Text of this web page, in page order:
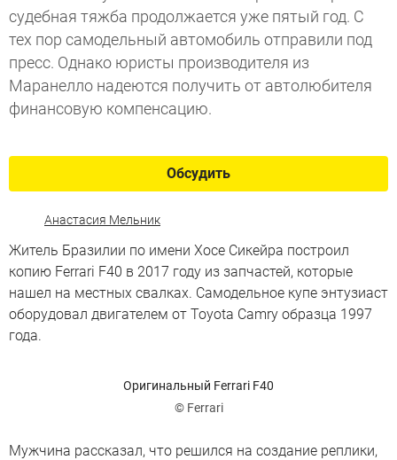
судебная тяжба продолжается уже пятый год. С
тех пор самодельный автомобиль отправили под
пресс. Однако юристы производителя из
Маранелло надеются получить от автолюбителя
финансовую компенсацию.
Обсудить
Анастасия Мельник
Житель Бразилии по имени Хосе Сикейра построил
копию Ferrari F40 в 2017 году из запчастей, которые
нашел на местных свалках. Самодельное купе энтузиаст
оборудовал двигателем от Toyota Camry образца 1997
года.
Оригинальный Ferrari F40
© Ferrari
Мужчина рассказал, что решился на создание реплики,